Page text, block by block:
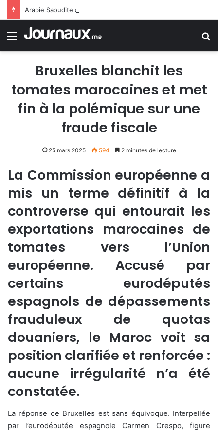
Menu
Bruxelles blanchit les
tomates marocaines et met
fin à la polémique sur une
fraude fiscale
25 mars 2025 594 2 minutes de lecture
La Commission européenne a
mis un terme définitif à la
controverse qui entourait les
exportations marocaines de
tomates vers l’Union
européenne. Accusé par
certains eurodéputés
espagnols de dépassements
frauduleux de quotas
douaniers, le Maroc voit sa
position clarifiée et renforcée :
aucune irrégularité n’a été
constatée.
La réponse de Bruxelles est sans équivoque. Interpellée
par l’eurodéputée espagnole Carmen Crespo, figure